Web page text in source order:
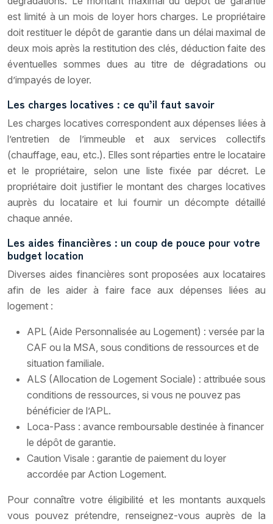
est limité à un mois de loyer hors charges. Le propriétaire
doit restituer le dépôt de garantie dans un délai maximal de
deux mois après la restitution des clés, déduction faite des
éventuelles sommes dues au titre de dégradations ou
d’impayés de loyer.
Les charges locatives : ce qu’il faut savoir
Les charges locatives correspondent aux dépenses liées à
l’entretien de l’immeuble et aux services collectifs
(chauffage, eau, etc.). Elles sont réparties entre le locataire
et le propriétaire, selon une liste fixée par décret. Le
propriétaire doit justifier le montant des charges locatives
auprès du locataire et lui fournir un décompte détaillé
chaque année.
Les aides financières : un coup de pouce pour votre
budget location
Diverses aides financières sont proposées aux locataires
afin de les aider à faire face aux dépenses liées au
logement :
APL (Aide Personnalisée au Logement) : versée par la
CAF ou la MSA, sous conditions de ressources et de
situation familiale.
ALS (Allocation de Logement Sociale) : attribuée sous
conditions de ressources, si vous ne pouvez pas
bénéficier de l’APL.
Loca-Pass : avance remboursable destinée à financer
le dépôt de garantie.
Caution Visale : garantie de paiement du loyer
accordée par Action Logement.
Pour connaître votre éligibilité et les montants auxquels
vous pouvez prétendre, renseignez-vous auprès de la